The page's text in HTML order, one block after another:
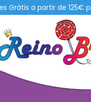
a partir de 125€ para